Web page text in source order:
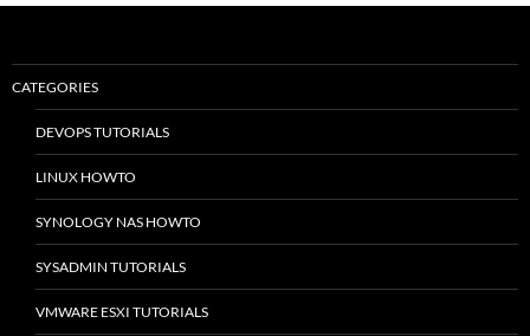
CATEGORIES
DEVOPS TUTORIALS
LINUX HOWTO
SYNOLOGY NAS HOWTO
SYSADMIN TUTORIALS
VMWARE ESXI TUTORIALS